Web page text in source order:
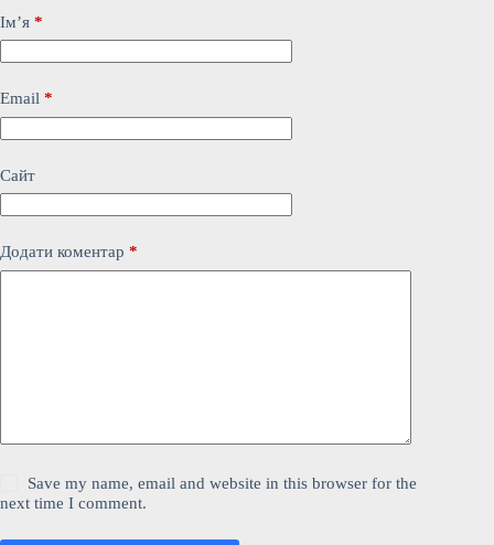
Ім’я *
Email *
Сайт
Додати коментар *
Save my name, email and website in this browser for the
next time I comment.